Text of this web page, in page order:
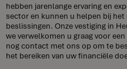
hebben jarenlange ervaring en
sector en kunnen u helpen bij
beslissingen. Onze vestiging in
we verwelkomen u graag voor
nog contact met ons op om te
het bereiken van uw financiële